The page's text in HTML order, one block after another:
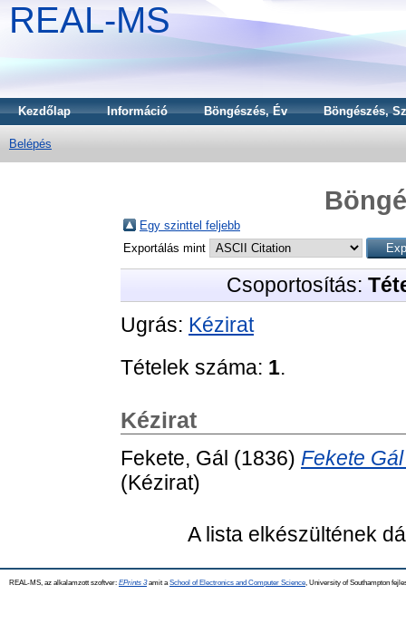
REAL-MS
Kezdőlap Információ Böngészés, Év Böngészés,
Belépés
Egy szinttel feljebb
Exportálás mint
Csoportosítás:
Ugrás: Kézirat
Tételek száma: 1.
Kézirat
Fekete, Gál (1836) Fekete
(Kézirat)
A lista elkészültének
REAL-MS, az alkalamzott szoftver: EPrints 3amit a School of Electronics and Computer Science , University of Southampton